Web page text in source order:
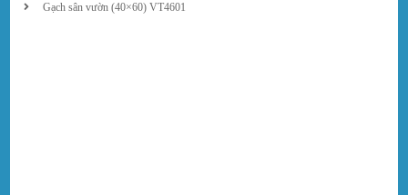
Gạch sân vườn (40×60) VT4601